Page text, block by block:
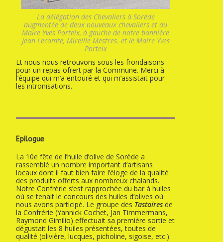
La délégation des Chevaliers à Sorède
augmentée de deux nouveaux chevaliers et du
Maire Yves Porteix, à gauche de notre bannière
Jean Lecomte, Mireille Mestres. et le Maire Yves
Porteix
Et nous nous retrouvons sous les frondaisons
pour un repas ofrert par la Commune. Merci à
l’équipe qui m’a entouré et qui m’assistait pour
les intronisations.
Epilogue
La 10e fête de l’huile d’olive de Sorède a
rassemblé un nombre important d’artisans
locaux dont il faut bien faire l’éloge de la qualité
des produits offerts aux nombreux chalands.
Notre Confrérie s’est rapprochée du bar à huiles
où se tenait le concours des huiles d’olives où
nous avons participé. Le groupe des Tastaïres de
la Confrérie (Yannick Cochet, Jan Timmermans,
Raymond Gimilio) effectuait sa première sortie et
dégustait les 8 huiles présentées, toutes de
qualité (olivière, lucques, picholine, sigoise, etc.).